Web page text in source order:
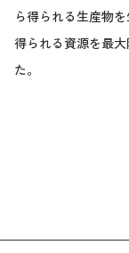
ら得られる生産物
得られる資源を最
た。